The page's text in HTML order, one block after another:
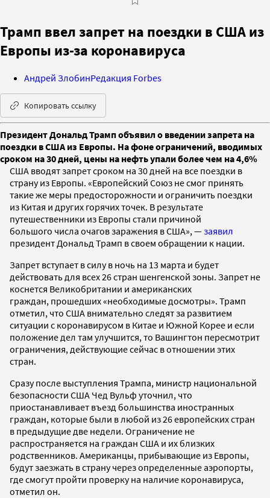
Трамп ввел запрет на поездки в США из
Европы из-за коронавируса
Андрей ЗлобинРедакция Forbes
Копировать ссылку
Президент Дональд Трамп объявил о введении запрета на
поездки в США из Европы. На фоне ограничений, вводимых
сроком на 30 дней, цены на нефть упали более чем на 4,6%
США вводят запрет сроком на 30 дней на все поездки в
страну из Европы. «Европейский Союз не смог принять
такие же меры предосторожности и ограничить поездки
из Китая и других горячих точек. В результате
путешественники из Европы стали причиной
большого числа очагов заражения в США», —заявил
президент Дональд Трамп в своем обращении к нации.
Запрет вступает в силу в ночь на 13 марта и будет
действовать для всех 26 стран шенгенской зоны. Запрет не
коснется Великобритании и американских
граждан, прошедших «необходимые досмотры». Трамп
отметил, что США внимательно следят за развитием
ситуации с коронавирусом в Китае и Южной Корее и если
положение дел там улучшится, то Вашингтон пересмотрит
ограничения, действующие сейчас в отношении этих
стран.
Сразу после выступления Трампа, министр национальной
безопасности США Чед Вульф уточнил, что
приостанавливает въезд большинства иностранных
граждан, которые были в любой из 26 европейских стран
в предыдущие две недели. Ограничение не
распространяется на граждан США и их близких
родственников. Американцы, прибывающие из Европы,
будут заезжать в страну через определенные аэропорты,
где смогут пройти проверку на наличие коронавируса,
отметил он.